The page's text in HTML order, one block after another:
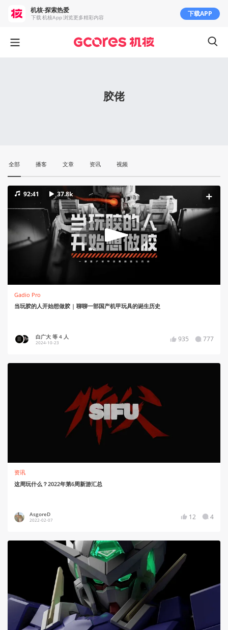
胶佬
全部 播客 文章 资讯 视频
92:41 37.8k
Gadio Pro
当玩胶的人开始想做胶 | 聊聊一部国产机甲玩具的诞生历史
白广大 等 4 人
2024-10-23 935 777
资讯
这周玩什么？2022年第6周新游汇总
AsgoreD
2022-02-07 12 4
机核-探索热爱
下载 机核App 浏览更多精彩内容 下载APP